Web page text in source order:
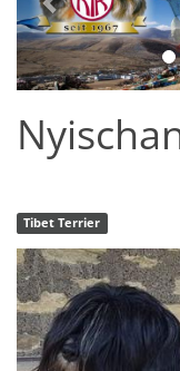
Tibet Terrier